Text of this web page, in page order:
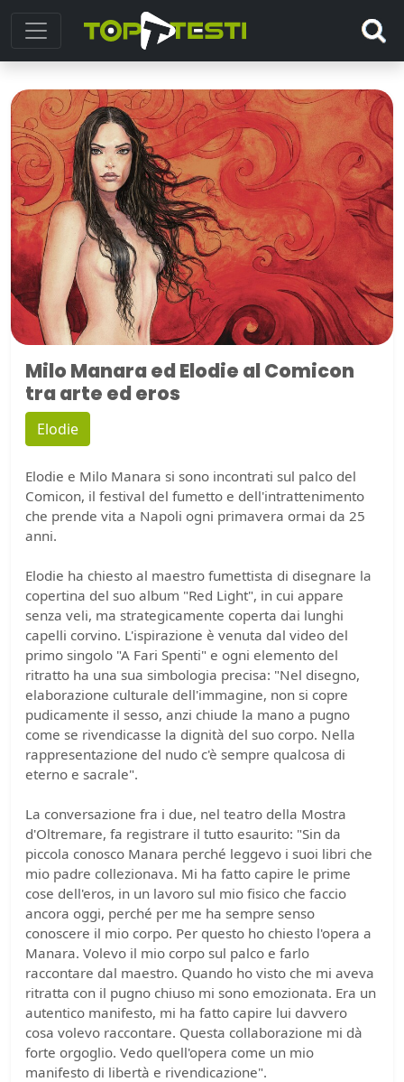
Milo Manara ed Elodie al Comicon
tra arte ed eros
Elodie
Elodie e Milo Manara si sono incontrati sul palco del
Comicon, il festival del fumetto e dell'intrattenimento
che prende vita a Napoli ogni primavera ormai da 25
anni.
Elodie ha chiesto al maestro fumettista di disegnare la
copertina del suo album "Red Light", in cui appare
senza veli, ma strategicamente coperta dai lunghi
capelli corvino. L'ispirazione è venuta dal video del
primo singolo "A Fari Spenti" e ogni elemento del
ritratto ha una sua simbologia precisa: "Nel disegno,
elaborazione culturale dell'immagine, non si copre
pudicamente il sesso, anzi chiude la mano a pugno
come se rivendicasse la dignità del suo corpo. Nella
rappresentazione del nudo c'è sempre qualcosa di
eterno e sacrale".
La conversazione fra i due, nel teatro della Mostra
d'Oltremare, fa registrare il tutto esaurito: "Sin da
piccola conosco Manara perché leggevo i suoi libri che
mio padre collezionava. Mi ha fatto capire le prime
cose dell'eros, in un lavoro sul mio fisico che faccio
ancora oggi, perché per me ha sempre senso
conoscere il mio corpo. Per questo ho chiesto l'opera a
Manara. Volevo il mio corpo sul palco e farlo
raccontare dal maestro. Quando ho visto che mi aveva
ritratta con il pugno chiuso mi sono emozionata. Era un
autentico manifesto, mi ha fatto capire lui davvero
cosa volevo raccontare. Questa collaborazione mi dà
forte orgoglio. Vedo quell'opera come un mio
manifesto di libertà e rivendicazione".